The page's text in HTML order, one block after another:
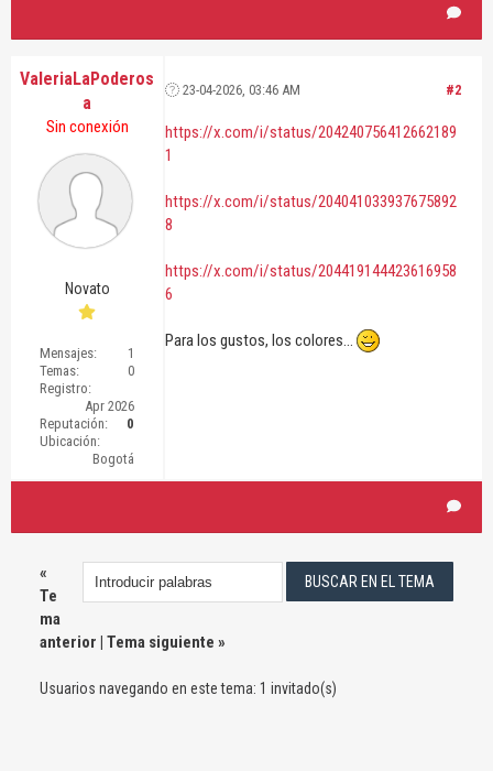
ValeriaLaPoderos
a
Sin conexión
Novato
Mensajes:
1
Temas:
0
Registro:
Apr 2026
Reputación:
0
Ubicación:
Bogotá
#2
23-04-2026, 03:46 AM
https://x.com/i/status/204240756412662189
1
https://x.com/i/status/204041033937675892
8
https://x.com/i/status/204419144423616958
6
Para los gustos, los colores...
«
Te
ma
anterior | Tema siguiente »
Usuarios navegando en este tema: 1 invitado(s)